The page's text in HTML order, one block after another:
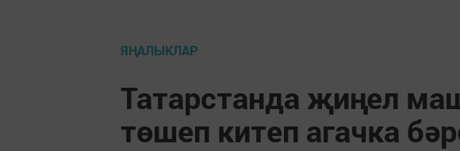
ЯҢАЛЫКЛАР
Татарстанда җиңел
төшеп китеп агачка